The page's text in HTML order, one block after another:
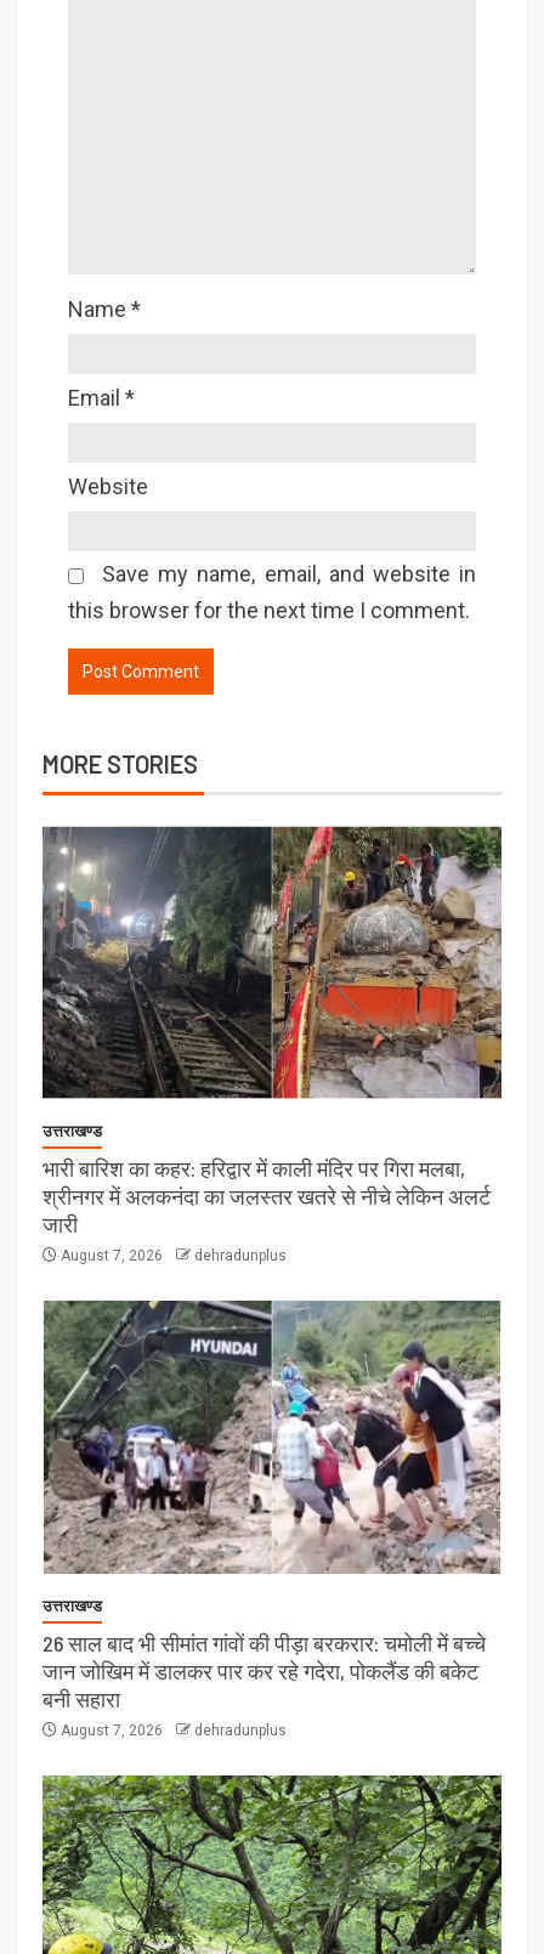
Name *
Email *
Website
Save my name, email, and website in
this browser for the next time I comment.
MORE STORIES
उत्तराखण्ड
भारी बारिश का कहर: हरिद्वार में काली मंदिर पर गिरा मलबा,
श्रीनगर में अलकनंदा का जलस्तर खतरे से नीचे लेकिन अलर्ट
जारी
August 7, 2026 dehradunplus
उत्तराखण्ड
26 साल बाद भी सीमांत गांवों की पीड़ा बरकरार: चमोली में बच्चे
जान जोखिम में डालकर पार कर रहे गदेरा, पोकलैंड की बकेट
बनी सहारा
August 7, 2026 dehradunplus